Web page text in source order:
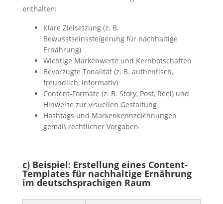
enthalten:
Klare Zielsetzung (z. B.
Bewusstseinssteigerung für nachhaltige
Ernährung)
Wichtige Markenwerte und Kernbotschaften
Bevorzugte Tonalität (z. B. authentisch,
freundlich, informativ)
Content-Formate (z. B. Story, Post, Reel) und
Hinweise zur visuellen Gestaltung
Hashtags und Markenkennzeichnungen
gemäß rechtlicher Vorgaben
c) Beispiel: Erstellung eines Content-
Templates für nachhaltige Ernährung
im deutschsprachigen Raum